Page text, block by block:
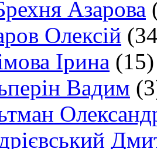
Азарова
Олексій
Ірина (15)
Вадим